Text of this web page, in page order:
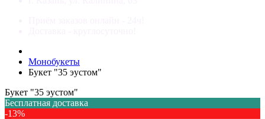
Монобукеты
Букет "35 эустом"
Букет "35 эустом"
Бесплатная доставка
-13%